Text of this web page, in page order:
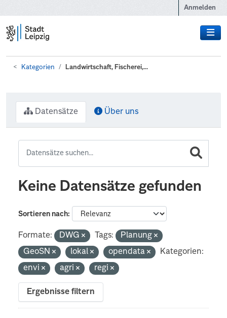
Anmelden
Kategorien Landwirtschaft, Fischerei,...
Datensätze Über uns
Keine Datensätze gefunden
Sortieren nach
Formate: DWG Tags:
Planung
GeoSN
lokal opendata
Kategorien:
envi
agri regi
Ergebnisse filtern